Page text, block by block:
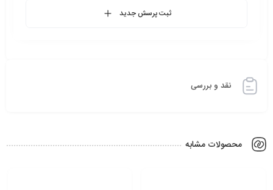
ثبت پرسش جدید
نقد و بررسی
محصولات مشابه